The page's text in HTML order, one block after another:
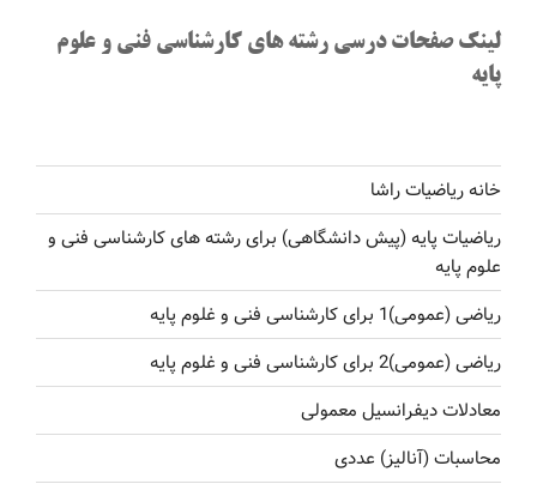
لینک صفحات درسی رشته های کارشناسی فنی و علوم
پایه
خانه ریاضیات راشا
ریاضیات پایه (پیش دانشگاهی) برای رشته های کارشناسی فنی و
علوم پایه
ریاضی (عمومی)1 برای کارشناسی فنی و غلوم پایه
ریاضی (عمومی)2 برای کارشناسی فنی و غلوم پایه
معادلات دیفرانسیل معمولی
محاسبات (آنالیز) عددی